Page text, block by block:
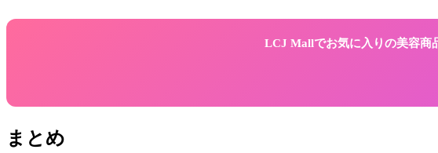
LCJ Mallでお気に入りの美容商
まとめ